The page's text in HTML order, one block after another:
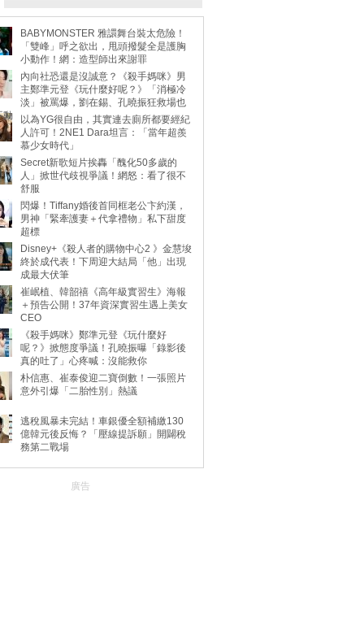
BABYMONSTER 雅譞舞台裝太危險！
「雙峰」呼之欲出，甩頭撥髮全是護胸
小動作！網：造型師出來謝罪
內向社恐還是沒誠意？《殺手媽咪》男
主鄭準元登《玩什麼好呢？》「消極冷
淡」被罵爆，劉在錫、孔曉振狂救場也
動
以為YG很自由，其實連去廁所都要經紀
人許可！2NE1 Dara坦言：「當年超羨
慕少女時代」
Secret新歌短片挨轟「醜化50多歲的
人」掀世代歧視爭議！網怒：看了很不
舒服
閃爆！Tiffany婚後首同框老公卞約漢，
男神「緊牽護妻＋代拿禮物」私下甜度
超標
Disney+《殺人者的購物中心2 》金慧埈
終於成代表！下周迎大結局「他」出現
成最大伏筆
崔岷植、韓韶禧《高年級實習生》海報
＋預告公開！37年資深實習生遇上美女
CEO
《殺手媽咪》鄭準元登《玩什麼好
呢？》掀態度爭議！孔曉振曝「錄影後
真的吐了」心疼喊：沒能救你
朴信惠、崔泰俊迎二寶倒數！一張照片
意外引爆「二胎性別」熱議
逃稅風暴未完結！車銀優全額補繳130
億韓元後反悔？「壓線提訴願」開闢稅
務第二戰場
廣告